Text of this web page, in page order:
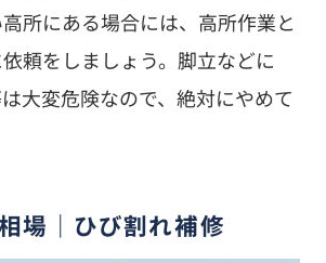
所にある場合には、高所作業と
頼をしましょう。脚立などに
大変危険なので、絶対にやめて
相場｜ひび割れ補修